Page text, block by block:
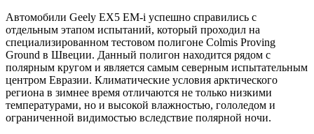
Автомобили Geely EX5 EM-i успешно справились с
отдельным этапом испытаний, который проходил на
специализированном тестовом полигоне Colmis Proving
Ground в Швеции. Данный полигон находится рядом с
полярным кругом и является самым северным испытательным
центром Евразии. Климатические условия арктического
региона в зимнее время отличаются не только низкими
температурами, но и высокой влажностью, гололедом и
ограниченной видимостью вследствие полярной ночи.